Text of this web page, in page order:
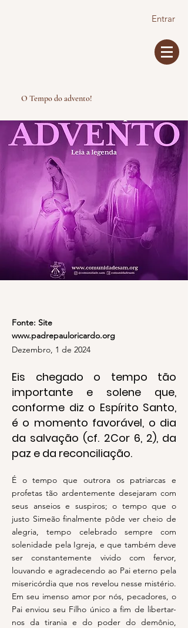
Entrar
O Tempo do advento!
Fonte: Site
www.padrepauloricardo.org
Dezembro, 1 de 2024
Eis chegado o tempo tão
importante e solene que,
conforme diz o Espírito Santo,
é o momento favorável, o dia
da salvação (cf. 2Cor 6, 2), da
paz e da reconciliação.
É o tempo que outrora os patriarcas e
profetas tão ardentemente desejaram com
seus anseios e suspiros; o tempo que o
justo Simeão finalmente pôde ver cheio de
alegria, tempo celebrado sempre com
solenidade pela Igreja, e que também deve
ser constantemente vivido com fervor,
louvando e agradecendo ao Pai eterno pela
misericórdia que nos revelou nesse mistério.
Em seu imenso amor por nós, pecadores, o
Pai enviou seu Filho único a fim de libertar-
nos da tirania e do poder do demônio,